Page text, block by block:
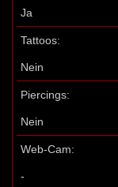
Ja
Tattoos:
Nein
Piercings:
Nein
Web-Cam:
-